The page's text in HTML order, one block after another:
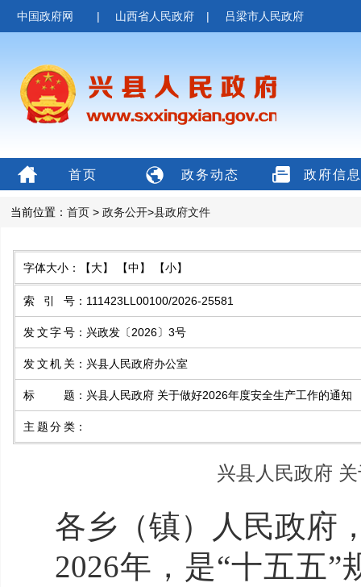
中国政府网 | 山西省人民政府 | 吕梁市人民政府
首页 政务动态 政府信
当前位置： 首页 > 政务公开>县政府文件
字体大小： 【大】 【中】 【小】
索引号 ： 111423LL00100/2026-25581
发文字号 ： 兴政发〔2026〕3号
发文机关 ： 兴县人民政府办公室
标题 ： 兴县人民政府 关于做好2026年度安全生产工作的通知
主题分类 ：
兴县人民政府
各乡（镇）人民政府
2026年 ，是“十五五”